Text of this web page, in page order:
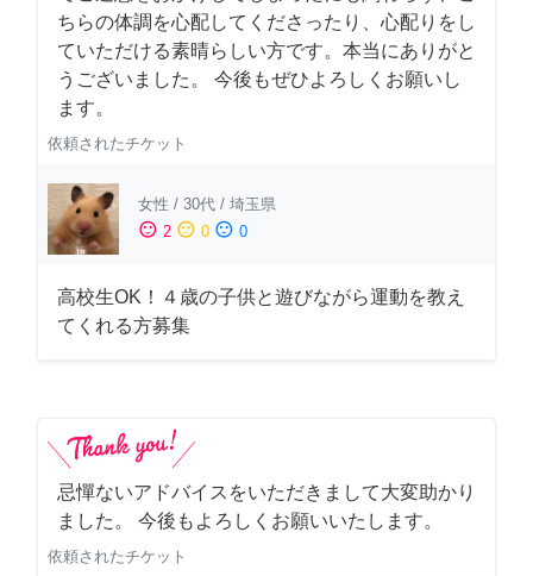
ちらの体調を心配してくださったり、心配りをし
ていただける素晴らしい方です。本当にありがと
うございました。 今後もぜひよろしくお願いし
ます。
依頼されたチケット
女性 / 30代 / 埼玉県
sentiment_satisfied 2 sentiment_neutral 0 sentiment_dissatisfied 0
高校生OK！４歳の子供と遊びながら運動を教え
てくれる方募集
忌憚ないアドバイスをいただきまして大変助かり
ました。 今後もよろしくお願いいたします。
依頼されたチケット